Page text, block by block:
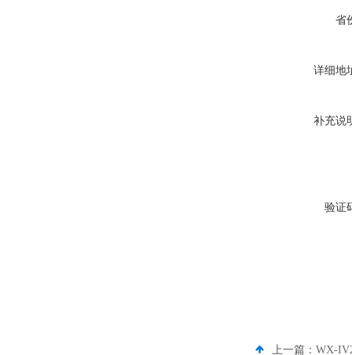
省
详细地
补充说
验证
上一篇： WX-